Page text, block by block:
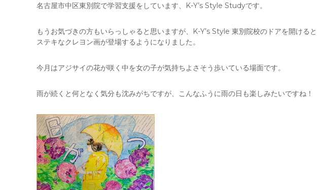
名古屋市中区東別院で学習支援をしています、K-Y’s Style Studyです。
もうお気づきの方もいらっしゃると思いますが、K-Y’s Style 東別院校のドアを開けると
ステキなクレヨン画が登場するようになりました。
今月はアジサイの花が咲く中を女の子が気持ちよさそう歩いている場面です。
雨が続くと何となく気分も沈みがちですが、こんなふうに雨の日も楽しみたいですね！